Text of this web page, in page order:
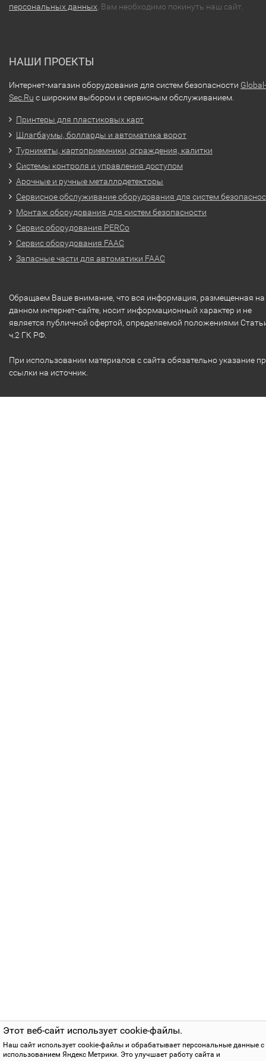
Этот веб-сайт использует cookie-файлы.
Наш сайт использует cookie-файлы и обрабатывает персональные данные с
использованием Яндекс Метрики. Это улучшает работу сайта и
персональных данных , Вам необходимо покинуть наш сайт.
НАШИ ПРОЕКТЫ
Интернет-магазин оборудования для систем безопасности Global-
Sec.Ru с широким выбором и сервисным обслуживанием.
Принтеры для пластиковых карт
Шлагбаумы, болларды и автоматика ворот
Турникеты, картоприемники, ограждения, калитки
Системы контроля и управления доступом
Арочные и ручные металлодетекторы
Сервисное обслуживание оборудования для систем
Монтаж оборудования для систем безопасности
Сервис оборудования PERCo
Сервис оборудования FAAC
Запасные части для автоматики FAAC
Обращаем Ваше внимание, что вся информация, размещенная на
данном интернет-сайте, носит информационный характер и не
является публичной офертой, определяемой положениями
ч.2 ГК РФ.
При использовании материалов с сайта обязательно указание
ссылки на источник.